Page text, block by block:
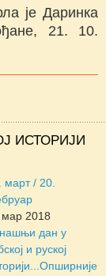
је Даринка
21. 10.
ИСТОРИЈИ
март / 20.
2018
дан у
и руској
Опширније